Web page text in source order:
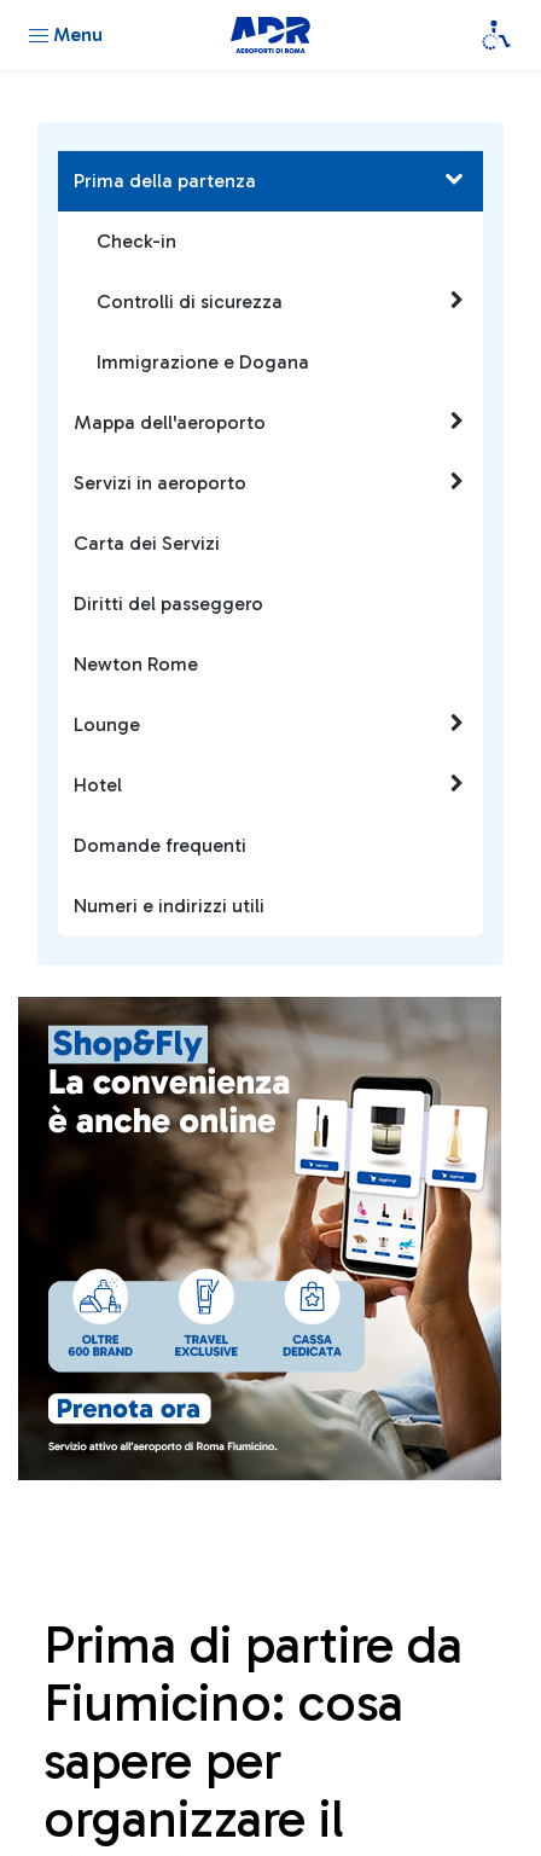
Menu
Prima di partire da
Fiumicino: cosa
sapere per
organizzare il
Prima della partenza
Check-in
Controlli di sicurezza
Immigrazione e Dogana
Mappa dell'aeroporto
Servizi in aeroporto
Carta dei Servizi
Diritti del passeggero
Newton Rome
Lounge
Hotel
Domande frequenti
Numeri e indirizzi utili